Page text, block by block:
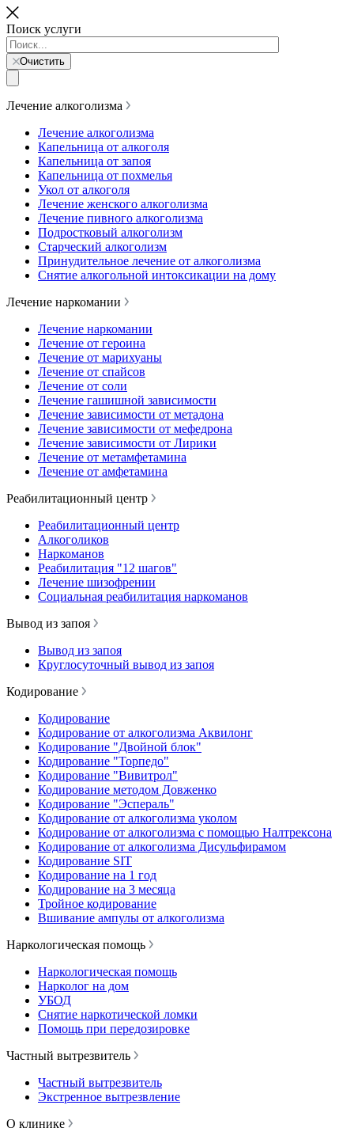
Поиск услуги
Очистить
Лечение алкоголизма
Лечение алкоголизма
Капельница от алкоголя
Капельница от запоя
Капельница от похмелья
Укол от алкоголя
Лечение женского алкоголизма
Лечение пивного алкоголизма
Подростковый алкоголизм
Старческий алкоголизм
Принудительное лечение от алкоголизма
Снятие алкогольной интоксикации на дому
Лечение наркомании
Лечение наркомании
Лечение от героина
Лечение от марихуаны
Лечение от спайсов
Лечение от соли
Лечение гашишной зависимости
Лечение зависимости от метадона
Лечение зависимости от мефедрона
Лечение зависимости от Лирики
Лечение от метамфетамина
Лечение от амфетамина
Реабилитационный центр
Реабилитационный центр
Алкоголиков
Наркоманов
Реабилитация "12 шагов"
Лечение шизофрении
Социальная реабилитация наркоманов
Вывод из запоя
Вывод из запоя
Круглосуточный вывод из запоя
Кодирование
Кодирование
Кодирование от алкоголизма Аквилонг
Кодирование "Двойной блок"
Кодирование "Торпедо"
Кодирование "Вивитрол"
Кодирование методом Довженко
Кодирование "Эспераль"
Кодирование от алкоголизма уколом
Кодирование от алкоголизма с помощью Налтрексона
Кодирование от алкоголизма Дисульфирамом
Кодирование SIT
Кодирование на 1 год
Кодирование на 3 месяца
Тройное кодирование
Вшивание ампулы от алкоголизма
Наркологическая помощь
Наркологическая помощь
Нарколог на дом
УБОД
Снятие наркотической ломки
Помощь при передозировке
Частный вытрезвитель
Частный вытрезвитель
Экстренное вытрезвление
О клинике